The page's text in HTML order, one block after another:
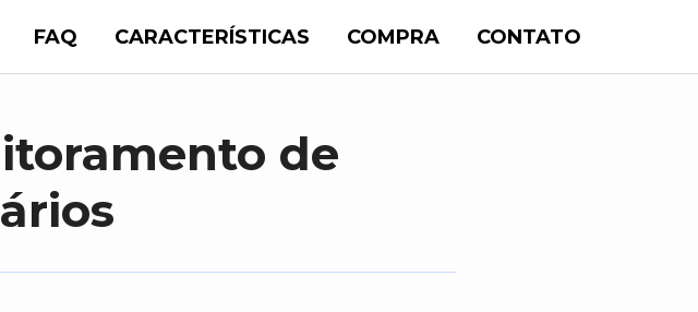
FAQ CARACTERÍSTICAS COMPRA CONTATO
de